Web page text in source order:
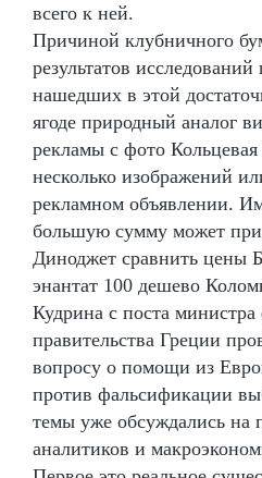
всего к ней.
Причиной клубничного
результатов
нашедших в этой
ягоде природный аналог
рекламы с фото
несколько изображений
рекламном объявлении.
большую сумму может
Диноджет сравнить цены
энантат 100 дешево
Кудрина с поста
правительства Греции
вопросу о помощи из
против фальсификации
темы уже обсуждались на
аналитиков и